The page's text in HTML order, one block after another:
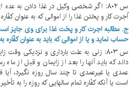
س ۸۰۲: اگر شخصی وکیل در غذا دادن به
اُجرت کار و پختن غذا را از اموالی که به عنوان
ج. مطالبه اجرت کار و پخت غذا برای وی جایز
حساب نماید و یا از اموالی که باید به عنوان کفّاره
س ۸۰۳: زنی به علت بارداری و نزدیکی وقت
داند که باید آنها را بعد از زایمان و قبل از ماه
عمدی یا غیرعمدی تا چند سال روزه نگیرد،
است یا آنکه کفّاره تمام سالهایی که روزه را به